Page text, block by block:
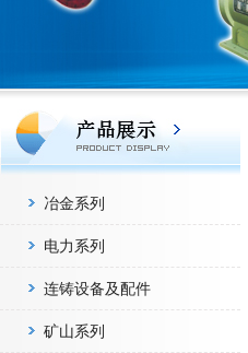
冶金系列
电力系列
连铸设备及配件
矿山系列